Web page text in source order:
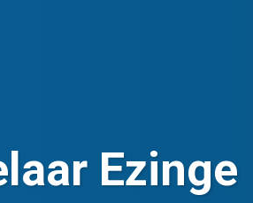
Ezinge